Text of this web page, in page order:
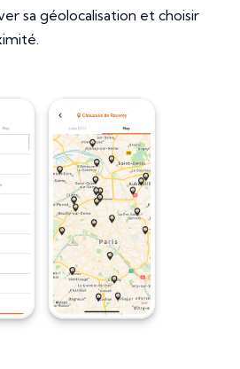
sa géolocalisation et choisir